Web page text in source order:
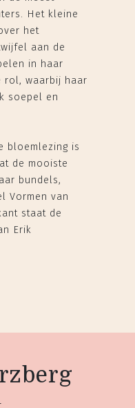
Het kleine
het
aan de
in haar
rol, waarbij haar
soepel en
bloemlezing is
de mooiste
bundels,
Vormen van
staat de
Erik